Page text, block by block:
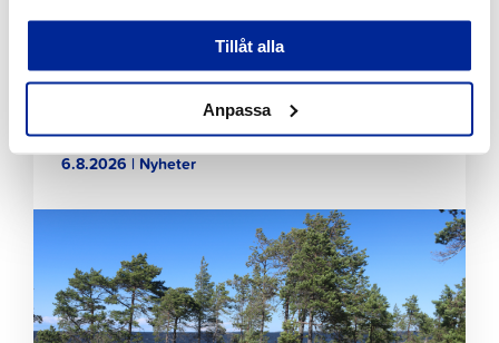
Tillåt alla
Anpassa
Förbättringar på Gamla hamnens och Fäbodas
stränder med hjälp av invånarbudgeten
6.8.2026 | Nyheter
läsa
artikeln